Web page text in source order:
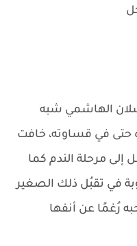
الهاشمي شبه
حتى في قساوته، خافت
مرحلة الندم كما
في تقبُل ذلك الصغير
رُغمًا عن أنفها